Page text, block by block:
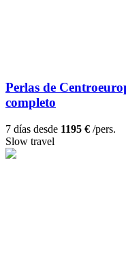
Perlas de
completo
7 días desde 1195 € /pers.
Slow travel